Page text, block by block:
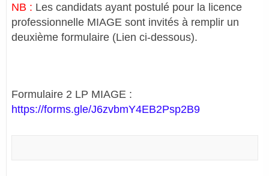
NB : Les candidats ayant postulé pour la licence
professionnelle MIAGE sont invités à remplir un
deuxième formulaire (Lien ci-dessous).
Formulaire 2 LP MIAGE :
https://forms.gle/J6zvbmY4EB2Psp2B9